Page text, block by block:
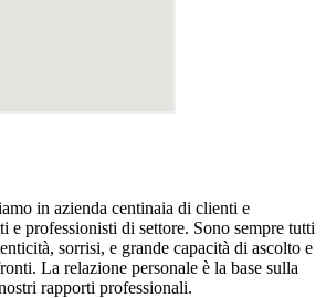
in azienda centinaia di clienti e
e professionisti di settore. Sono sempre tutti
sorrisi, e grande capacità di ascolto e
La relazione personale è la base sulla
rapporti professionali.